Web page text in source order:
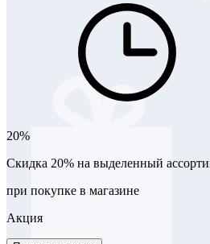
20%
Скидка 20% на выделенный
при покупке в магазине
Акция